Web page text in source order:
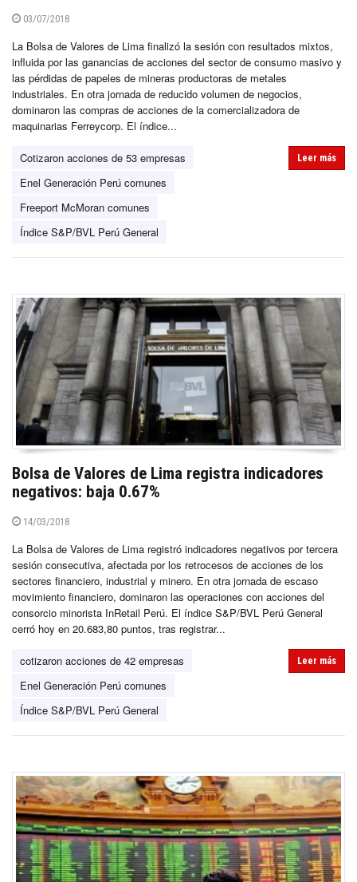
03/07/2018
La Bolsa de Valores de Lima finalizó la sesión con resultados mixtos,
influida por las ganancias de acciones del sector de consumo masivo y
las pérdidas de papeles de mineras productoras de metales
industriales. En otra jornada de reducido volumen de negocios,
dominaron las compras de acciones de la comercializadora de
maquinarias Ferreycorp. El índice...
Cotizaron acciones de 53 empresas
Enel Generación Perú comunes
Freeport McMoran comunes
Índice S&P/BVL Perú General
Leer más
Bolsa de Valores de Lima registra indicadores
negativos: baja 0.67%
14/03/2018
La Bolsa de Valores de Lima registró indicadores negativos por tercera
sesión consecutiva, afectada por los retrocesos de acciones de los
sectores financiero, industrial y minero. En otra jornada de escaso
movimiento financiero, dominaron las operaciones con acciones del
consorcio minorista InRetail Perú. El índice S&P/BVL Perú General
cerró hoy en 20.683,80 puntos, tras registrar...
cotizaron acciones de 42 empresas
Enel Generación Perú comunes
Índice S&P/BVL Perú General
Leer más